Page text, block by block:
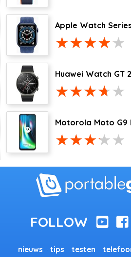
Apple Watch
Huawei Watch GT
Motorola Moto G9
nieuws tips testen